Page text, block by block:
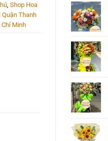
, Shop Hoa
Thanh
Minh